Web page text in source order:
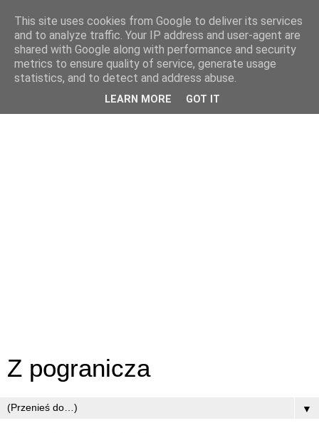
Z pogranicza
▼
This site uses cookies from Google to deliver its services
and to analyze traffic. Your IP address and user-agent are
shared with Google along with performance and security
metrics to ensure quality of service, generate usage
statistics, and to detect and address abuse.
LEARN MORE GOT IT